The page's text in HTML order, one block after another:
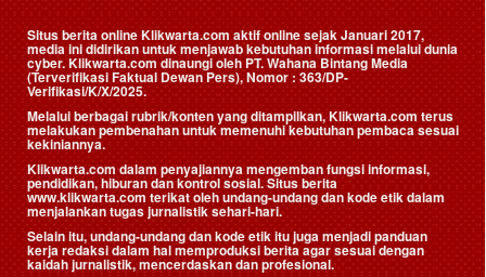
Situs berita online Klikwarta.com aktif online sejak Januari 2017,
media ini didirikan untuk menjawab kebutuhan informasi melalui dunia
cyber. Klikwarta.com dinaungi oleh PT. Wahana Bintang Media
(Terverifikasi Faktual Dewan Pers), Nomor : 363/DP-
Verifikasi/K/X/2025.
Melalui berbagai rubrik/konten yang ditampilkan, Klikwarta.com terus
melakukan pembenahan untuk memenuhi kebutuhan pembaca sesuai
kekiniannya.
Klikwarta.com dalam penyajiannya mengemban fungsi informasi,
pendidikan, hiburan dan kontrol sosial. Situs berita
www.klikwarta.com terikat oleh undang-undang dan kode etik dalam
menjalankan tugas jurnalistik sehari-hari.
Selain itu, undang-undang dan kode etik itu juga menjadi panduan
kerja redaksi dalam hal memproduksi berita agar sesuai dengan
kaidah jurnalistik, mencerdaskan dan profesional.